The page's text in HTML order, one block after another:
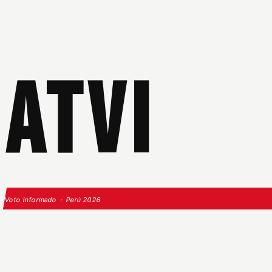
ATVI
Voto Informado · Perú 2026